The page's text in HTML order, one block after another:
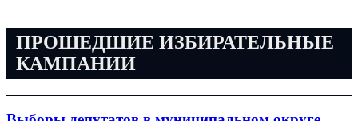
ПРОШЕДШИЕ ИЗБИРАТЕЛЬНЫЕ
КАМПАНИИ